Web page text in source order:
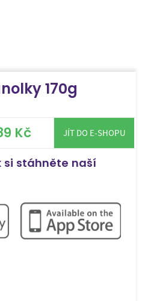
170g
Kč JÍT DO E-SHOPU
si stáhněte naší